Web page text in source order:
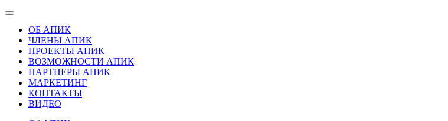
ОБ АПИК
ЧЛЕНЫ АПИК
ПРОЕКТЫ АПИК
ВОЗМОЖНОСТИ АПИК
ПАРТНЕРЫ АПИК
МАРКЕТИНГ
КОНТАКТЫ
ВИДЕО